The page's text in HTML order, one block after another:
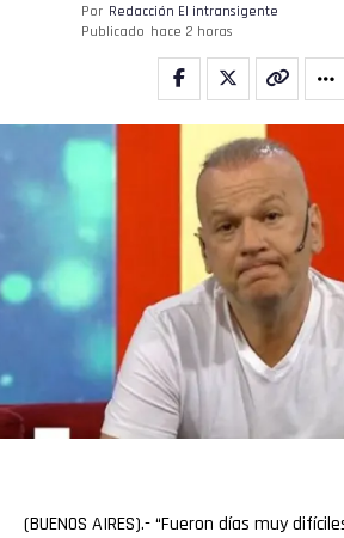
Por Redacción El intransigente
Publicado hace 2 horas
(BUENOS AIRES).- “Fueron días muy